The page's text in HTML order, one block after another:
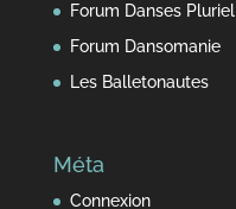
Forum Danses Pluriel
Forum Dansomanie
Les Balletonautes
Méta
Connexion